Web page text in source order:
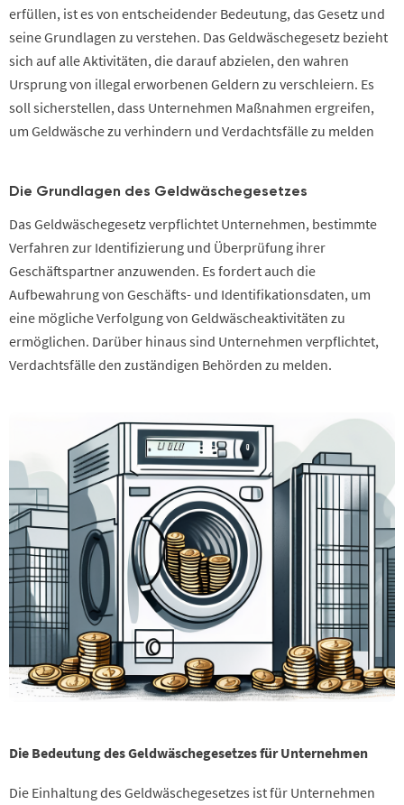
erfüllen, ist es von entscheidender Bedeutung, das Gesetz und
seine Grundlagen zu verstehen. Das Geldwäschegesetz bezieht
sich auf alle Aktivitäten, die darauf abzielen, den wahren
Ursprung von illegal erworbenen Geldern zu verschleiern. Es
soll sicherstellen, dass Unternehmen Maßnahmen ergreifen,
um Geldwäsche zu verhindern und Verdachtsfälle zu melden
Die Grundlagen des Geldwäschegesetzes
Das Geldwäschegesetz verpflichtet Unternehmen, bestimmte
Verfahren zur Identifizierung und Überprüfung ihrer
Geschäftspartner anzuwenden. Es fordert auch die
Aufbewahrung von Geschäfts- und Identifikationsdaten, um
eine mögliche Verfolgung von Geldwäscheaktivitäten zu
ermöglichen. Darüber hinaus sind Unternehmen verpflichtet,
Verdachtsfälle den zuständigen Behörden zu melden.
Die Bedeutung des Geldwäschegesetzes für Unternehmen
Die Einhaltung des Geldwäschegesetzes ist für Unternehmen